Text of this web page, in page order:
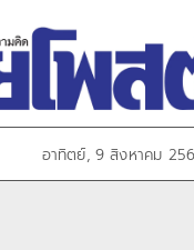
อาทิตย์, 9 สิงหาคม